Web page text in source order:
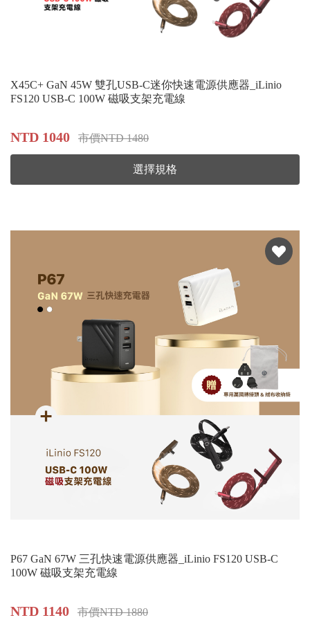
X45C+ GaN 45W 雙孔USB-C迷你快速電源供應器_iLinio
FS120 USB-C 100W 磁吸支架充電線
NTD 1040 市價NTD 1480
選擇規格
P67 GaN 67W 三孔快速電源供應器_iLinio FS120 USB-C
100W 磁吸支架充電線
NTD 1140 市價NTD 1880